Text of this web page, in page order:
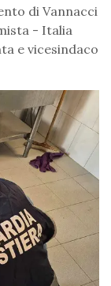
di Vannacci
- Italia
e vicesindaco